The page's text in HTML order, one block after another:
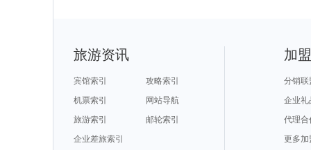
旅游资讯
宾馆索引
攻略索引
机票索引
网站导航
旅游索引
邮轮索引
企业差旅索引
加
分销联
企业礼
代理合
更多加